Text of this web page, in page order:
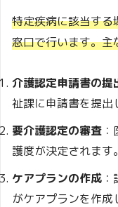
特定疾病に該当する
窓口で行います。主
介護認定申請書の提
祉課に申請書を提出
要介護認定の審査
護度が決定されます。
ケアプランの作成
がケアプランを作